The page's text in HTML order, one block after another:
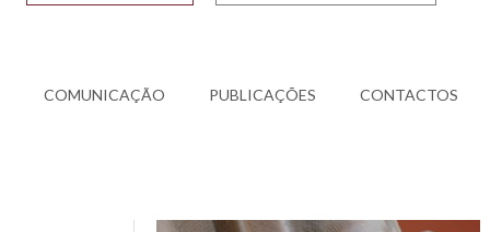
COMUNICAÇÃO PUBLICAÇÕES CONTACTOS